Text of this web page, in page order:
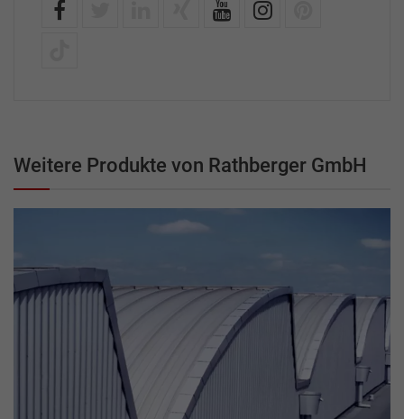
Weitere Produkte von Rathberger GmbH